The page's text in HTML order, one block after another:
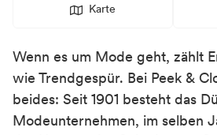
Karte
Wenn es um Mode geht, zählt
wie Trendgespür. Bei Peek &
beides: Seit 1901 besteht das
Modeunternehmen, im selben